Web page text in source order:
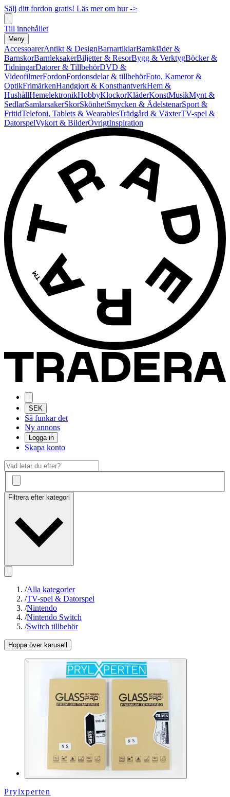
Sälj ditt fordon gratis! Läs mer om hur ->
Till innehållet
Meny
AccessoarerAntikt & DesignBarnartiklarBarnkläder &
BarnskorBarnleksakerBiljetter & ResorBygg & VerktygBöcker &
TidningarDatorer & TillbehörDVD &
VideofilmerFordonFordonsdelar & tillbehörFoto, Kameror &
OptikFrimärkenHandgjort & KonsthantverkHem &
HushållHemelektronikHobbyKlockorKläderKonstMusikMynt &
SedlarSamlarsakerSkorSkönhetSmycken & ÄdelstenarSport &
FritidTelefoni, Tablets & WearablesTrädgård & VäxterTV-spel &
DatorspelVykort & BilderÖvrigtInspiration
SEK
Så funkar det
Ny annons
Logga in
Skapa konto
Filtrera efter kategori
/Alla kategorier
/TV-spel & Datorspel
/Nintendo
/Nintendo Switch
/Switch tillbehör
Hoppa över karusell
Prylxperten